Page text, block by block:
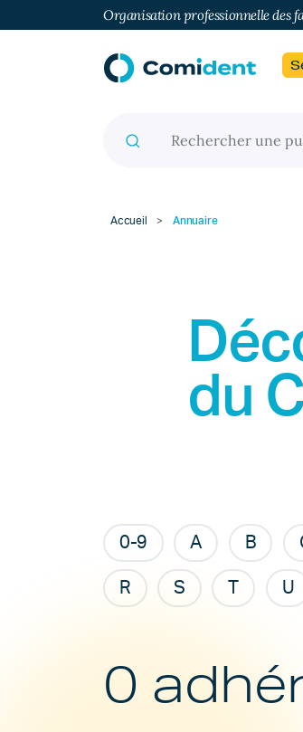
Organisation professionnelle des
Accueil > Annuaire
du
0-9 A B
R S U
0